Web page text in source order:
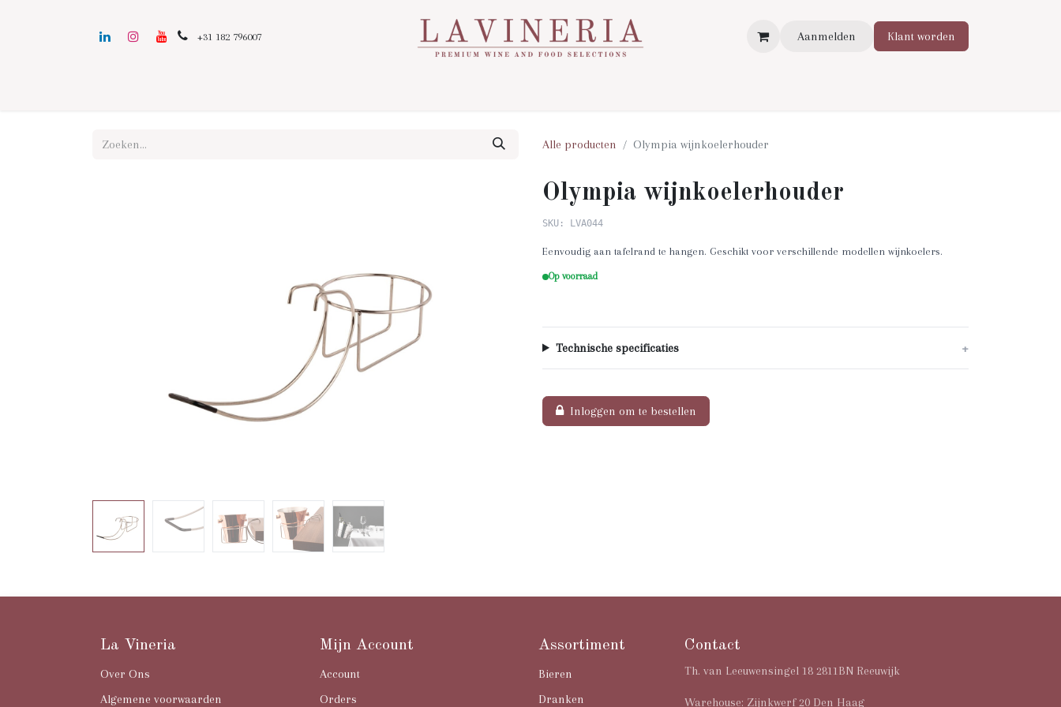
+31 182 796007 Aanmelden Klant worden
Alle producten Olympia wijnkoelerhouder
Olympia wijnkoelerhouder
SKU: LVA044
Eenvoudig aan tafelrand te hangen. Geschikt voor verschillende modellen wijnkoelers.
Op voorraad
Technische specificaties +
Inloggen om te bestellen
La Vineria
Over Ons
Algemene voorwaarden
Contact
Th. van Leeuwensingel 18 2811BN Reeuwijk
Warehouse: Zijnkwerf 20 Den Haag
Mijn Account
Account
Orders
Assortiment
Bieren
Dranken